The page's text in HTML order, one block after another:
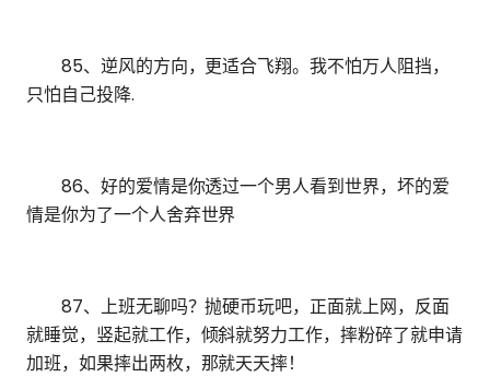
85、逆风的方向，更适合飞翔。我不怕万人阻挡，
只怕自己投降.
86、好的爱情是你透过一个男人看到世界，坏的爱
情是你为了一个人舍弃世界
87、上班无聊吗？抛硬币玩吧，正面就上网，反面
就睡觉，竖起就工作，倾斜就努力工作，摔粉碎了就申请
加班，如果摔出两枚，那就天天摔！